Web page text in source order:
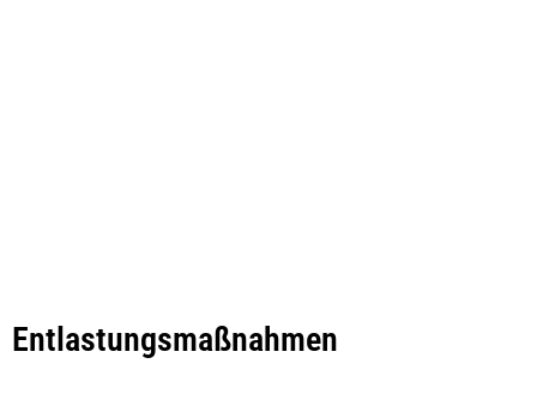
Entlastungsmaßnahmen